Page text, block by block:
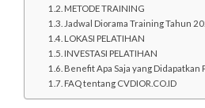
METODE TRAINING
Jadwal Diorama Training Tahun
LOKASI PELATIHAN
INVESTASI PELATIHAN
Benefit Apa Saja yang Didapatkan
FAQ tentang CVDIOR.CO.ID